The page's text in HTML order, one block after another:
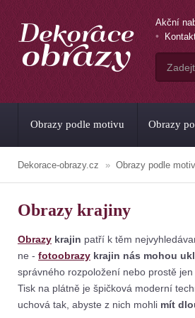
Akční
Obrazy podle motivu Obrazy
Dekorace-obrazy.cz Obrazy podle
Obrazy krajiny
Obrazy krajin patří k těm
ne - fotoobrazy krajin nás mohou
správného rozpoložení nebo prostě
Tisk na plátně je špičková moderní
uchová tak, abyste z nich mohli mít